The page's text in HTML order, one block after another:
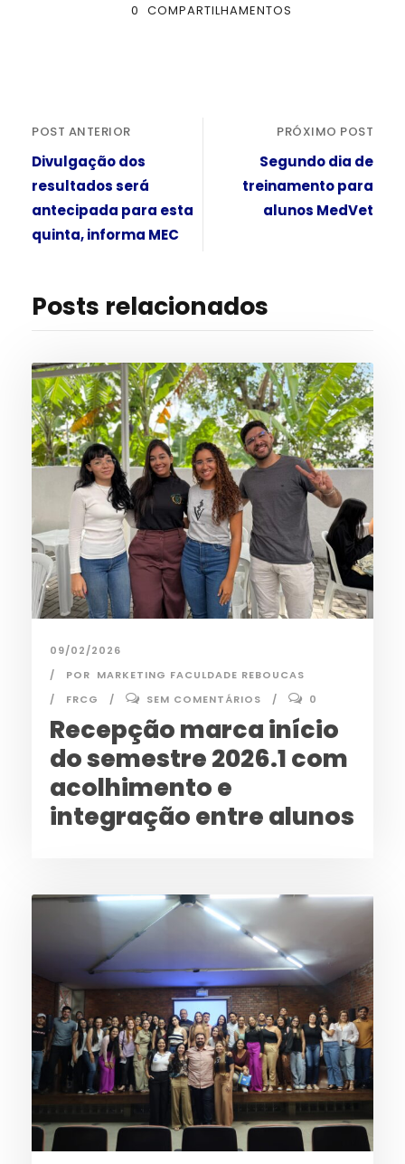
0 COMPARTILHAMENTOS
POST ANTERIOR
Divulgação dos
resultados será
antecipada para esta
quinta, informa MEC
PRÓXIMO POST
Segundo dia de
treinamento para
alunos MedVet
Posts relacionados
09/02/2026
POR MARKETING FACULDADE REBOUCAS
FRCG
SEM COMENTÁRIOS 0
Recepção marca início
do semestre 2026.1 com
acolhimento e
integração entre alunos